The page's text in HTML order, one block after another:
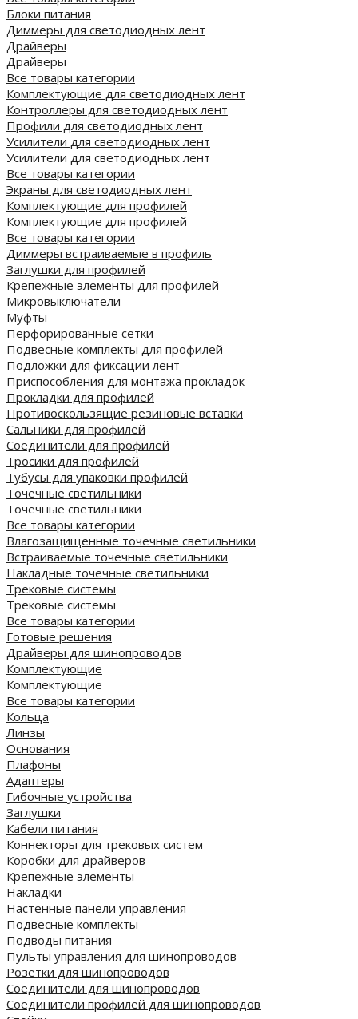
Блоки питания
Диммеры для светодиодных лент
Драйверы
Драйверы
Все товары категории
Комплектующие для светодиодных лент
Контроллеры для светодиодных лент
Профили для светодиодных лент
Усилители для светодиодных лент
Усилители для светодиодных лент
Все товары категории
Экраны для светодиодных лент
Комплектующие для профилей
Комплектующие для профилей
Все товары категории
Диммеры встраиваемые в профиль
Заглушки для профилей
Крепежные элементы для профилей
Микровыключатели
Муфты
Перфорированные сетки
Подвесные комплекты для профилей
Подложки для фиксации лент
Приспособления для монтажа прокладок
Прокладки для профилей
Противоскользящие резиновые вставки
Сальники для профилей
Соединители для профилей
Тросики для профилей
Тубусы для упаковки профилей
Точечные светильники
Точечные светильники
Все товары категории
Влагозащищенные точечные светильники
Встраиваемые точечные светильники
Накладные точечные светильники
Трековые системы
Трековые системы
Все товары категории
Готовые решения
Драйверы для шинопроводов
Комплектующие
Комплектующие
Все товары категории
Кольца
Линзы
Основания
Плафоны
Адаптеры
Гибочные устройства
Заглушки
Кабели питания
Коннекторы для трековых систем
Коробки для драйверов
Крепежные элементы
Накладки
Настенные панели управления
Подвесные комплекты
Подводы питания
Пульты управления для шинопроводов
Розетки для шинопроводов
Соединители для шинопроводов
Соединители профилей для шинопроводов